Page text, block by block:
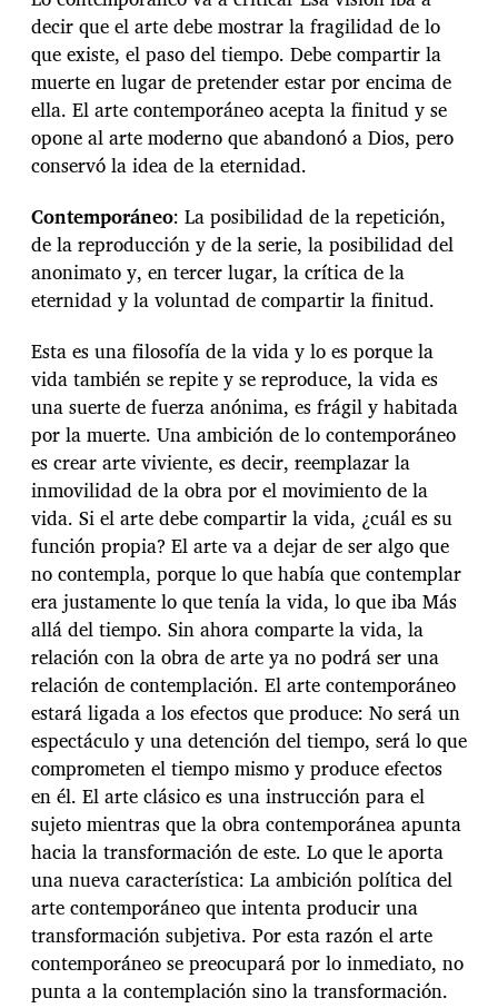
decir que el arte debe mostrar la fragilidad de lo
que existe, el paso del tiempo. Debe compartir la
muerte en lugar de pretender estar por encima de
ella. El arte contemporáneo acepta la finitud y se
opone al arte moderno que abandonó a Dios, pero
conservó la idea de la eternidad.
Contemporáneo: La posibilidad de la repetición,
de la reproducción y de la serie, la posibilidad del
anonimato y, en tercer lugar, la crítica de la
eternidad y la voluntad de compartir la finitud.
Esta es una filosofía de la vida y lo es porque la
vida también se repite y se reproduce, la vida es
una suerte de fuerza anónima, es frágil y habitada
por la muerte. Una ambición de lo contemporáneo
es crear arte viviente, es decir, reemplazar la
inmovilidad de la obra por el movimiento de la
vida. Si el arte debe compartir la vida, ¿cuál es su
función propia? El arte va a dejar de ser algo que
no contempla, porque lo que había que contemplar
era justamente lo que tenía la vida, lo que iba Más
allá del tiempo. Sin ahora comparte la vida, la
relación con la obra de arte ya no podrá ser una
relación de contemplación. El arte contemporáneo
estará ligada a los efectos que produce: No será un
espectáculo y una detención del tiempo, será lo que
comprometen el tiempo mismo y produce efectos
en él. El arte clásico es una instrucción para el
sujeto mientras que la obra contemporánea apunta
hacia la transformación de este. Lo que le aporta
una nueva característica: La ambición política del
arte contemporáneo que intenta producir una
transformación subjetiva. Por esta razón el arte
contemporáneo se preocupará por lo inmediato, no
punta a la contemplación sino la transformación.